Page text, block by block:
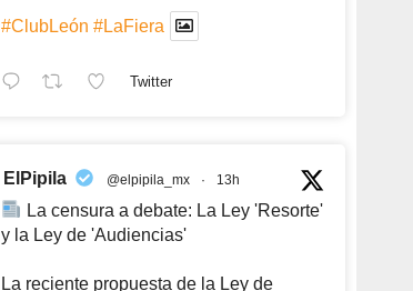
#ClubLeón #LaFiera
Twitter
ElPipila @elpipila_mx · 13h
La censura a debate: La Ley 'Resorte'
y la Ley de 'Audiencias'
La reciente propuesta de la Ley de